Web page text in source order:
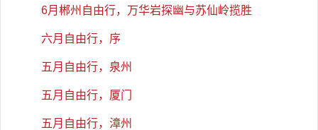
6月郴州自由行，万华岩探幽与苏仙岭揽胜
六月自由行，序
五月自由行，泉州
五月自由行，厦门
五月自由行，漳州